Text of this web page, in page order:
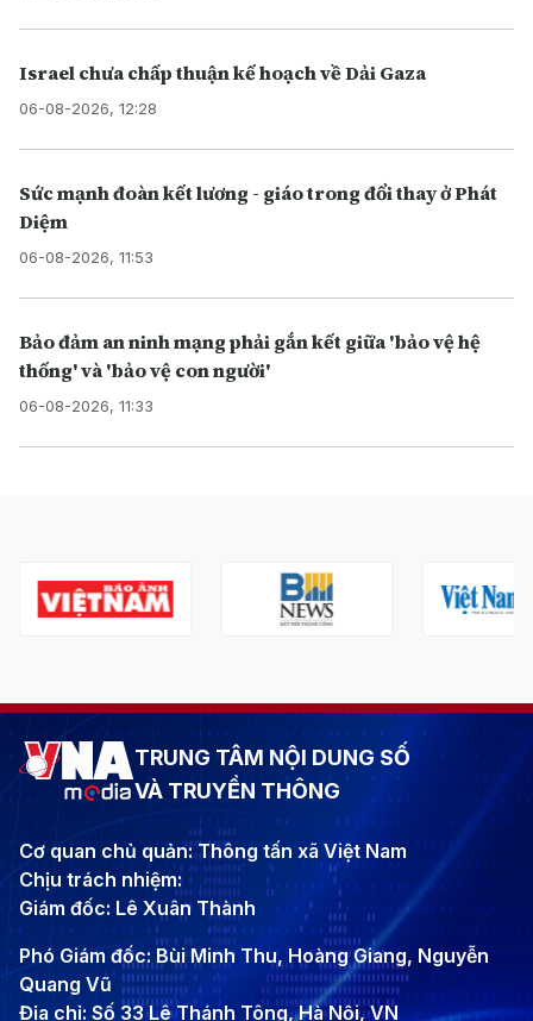
Israel chưa chấp thuận kế hoạch về Dải Gaza
06-08-2026, 12:28
Sức mạnh đoàn kết lương - giáo trong đổi thay ở Phát
Diệm
06-08-2026, 11:53
Bảo đảm an ninh mạng phải gắn kết giữa 'bảo vệ hệ
thống' và 'bảo vệ con người'
06-08-2026, 11:33
TRUNG TÂM NỘI DUNG SỐ
VÀ TRUYỀN THÔNG
Cơ quan chủ quản: Thông tấn xã Việt Nam
Chịu trách nhiệm:
Giám đốc: Lê Xuân Thành
Phó Giám đốc: Bùi Minh Thu, Hoàng Giang, Nguyễn
Quang Vũ
Địa chỉ: Số 33 Lê Thánh Tông, Hà Nội, VN